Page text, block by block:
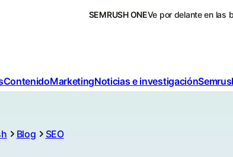
SEMRUSH ONEVe por delante en las
ContenidoMarketingNoticias e investigación
Blog SEO